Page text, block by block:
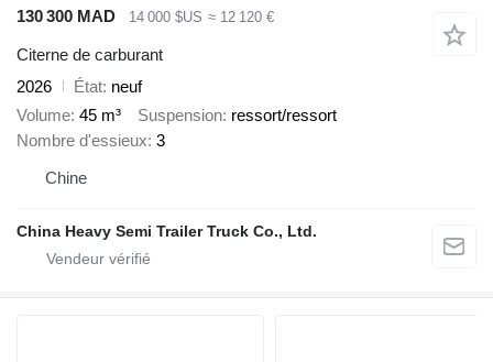
130 300 MAD 14 000 $US ≈ 12 120 €
Citerne de carburant
2026
État neuf
Volume 45 m³ Suspension ressort/ressort
Nombre d'essieux 3
Chine
China Heavy Semi Trailer Truck Co., Ltd.